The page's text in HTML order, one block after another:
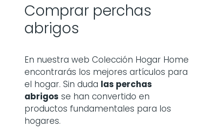
Comprar perchas
abrigos
En nuestra web Colección Hogar Home
encontrarás los mejores artículos para
el hogar. Sin duda las perchas
abrigos se han convertido en
productos fundamentales para los
hogares.